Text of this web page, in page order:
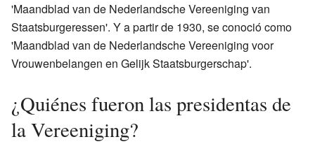
'Maandblad van de Nederlandsche Vereeniging van
Staatsburgeressen'. Y a partir de 1930, se conoció como
'Maandblad van de Nederlandsche Vereeniging voor
Vrouwenbelangen en Gelijk Staatsburgerschap'.
¿Quiénes fueron las presidentas de
la Vereeniging?